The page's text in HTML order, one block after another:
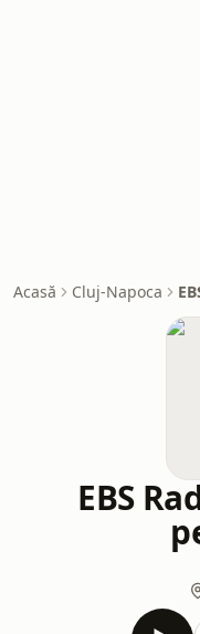
Acasă Cluj-Napoca
EBS